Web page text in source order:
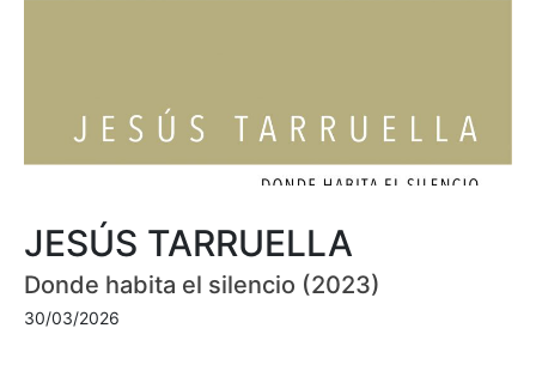
JESÚS TARRUELLA
Donde habita el silencio (2023)
30/03/2026